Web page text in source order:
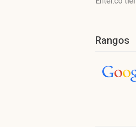
Rangos